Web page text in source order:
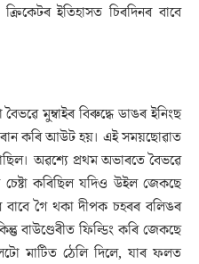
ইতিহাসত চিৰদিনৰ বাবে
মুম্বাইৰ বিৰুদ্ধে ডাঙৰ ইনিংছ
ৰান কৰি আউট হয়। এই সময়ছোৱাত
অৱশ্যে প্ৰথম অভাৰতে বৈভৱে
কৰিছিল যদিও উইল জেকছে
বাবে গৈ থকা দীপক চহৰৰ বলিঙৰ
বাউণ্ডেৰীত ফিল্ডিং কৰি জেকছে
মাটিত ঠেলি দিলে, যাৰ ফলত